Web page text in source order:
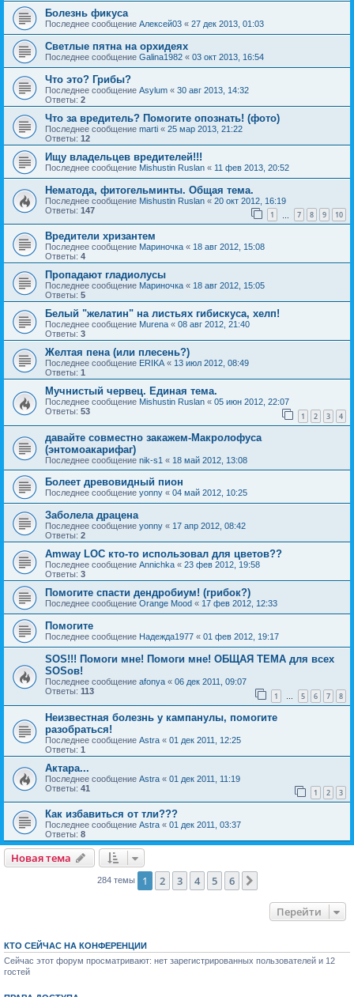
Болезнь фикуса
Последнее сообщение Алексей03 « 27 дек 2013, 01:03
Светлые пятна на орхидеях
Последнее сообщение Galina1982 « 03 окт 2013, 16:54
Что это? Грибы?
Последнее сообщение Asylum « 30 авг 2013, 14:32
Ответы: 2
Что за вредитель? Помогите опознать! (фото)
Последнее сообщение marti « 25 мар 2013, 21:22
Ответы: 12
Ищу владельцев вредителей!!!
Последнее сообщение Mishustin Ruslan « 11 фев 2013, 20:52
Нематода, фитогельминты. Общая тема.
Последнее сообщение Mishustin Ruslan « 20 окт 2012, 16:19
Ответы: 147 1 7 8 9 10
Вредители хризантем
Последнее сообщение Мариночка « 18 авг 2012, 15:08
Ответы: 4
Пропадают гладиолусы
Последнее сообщение Мариночка « 18 авг 2012, 15:05
Ответы: 5
Белый "желатин" на листьях гибискуса, хелп!
Последнее сообщение Murena « 08 авг 2012, 21:40
Ответы: 3
Желтая пена (или плесень?)
Последнее сообщение ERIKA « 13 июл 2012, 08:49
Ответы: 1
Мучнистый червец. Единая тема.
Последнее сообщение Mishustin Ruslan « 05 июн 2012, 22:07
Ответы: 53 1 2 3 4
давайте совместно закажем-Макролофуса
(энтомоакарифаг)
Последнее сообщение nik-s1 « 18 май 2012, 13:08
Болеет древовидный пион
Последнее сообщение yonny « 04 май 2012, 10:25
Заболела драцена
Последнее сообщение yonny « 17 апр 2012, 08:42
Ответы: 2
Amway LOC кто-то использовал для цветов??
Последнее сообщение Annichka « 23 фев 2012, 19:58
Ответы: 3
Помогите спасти дендробиум! (грибок?)
Последнее сообщение Orange Mood « 17 фев 2012, 12:33
Помогите
Последнее сообщение Надежда1977 « 01 фев 2012, 19:17
SOS!!! Помоги мне! Помоги мне! ОБЩАЯ ТЕМА для всех
SOSов!
Последнее сообщение afonya « 06 дек 2011, 09:07
Ответы: 113 1 … 5 6 7 8
Неизвестная болезнь у кампанулы, помогите
разобраться!
Последнее сообщение Astra « 01 дек 2011, 12:25
Ответы: 1
Актара...
Последнее сообщение Astra « 01 дек 2011, 11:19
Ответы: 41 1 2 3
Как избавиться от тли???
Последнее сообщение Astra « 01 дек 2011, 03:37
Ответы: 8
Новая тема
284 темы 1 2 3 4 5 6
Перейти
КТО СЕЙЧАС НА КОНФЕРЕНЦИИ
Сейчас этот форум просматривают: нет зарегистрированных пользователей и 12
гостей